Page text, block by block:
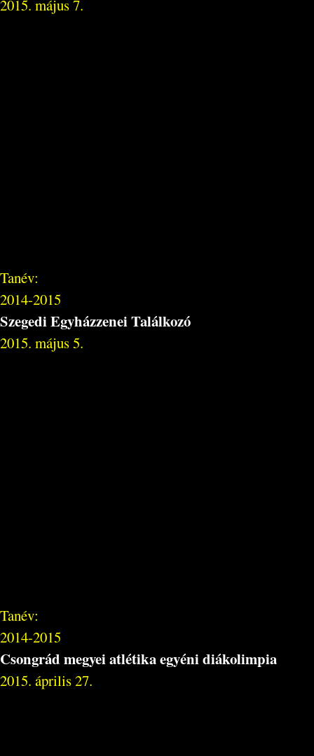
2015. május 7.
Tanév:
2014-2015
Szegedi Egyházzenei Találkozó
2015. május 5.
Tanév:
2014-2015
Csongrád megyei atlétika egyéni diákolimpia
2015. április 27.